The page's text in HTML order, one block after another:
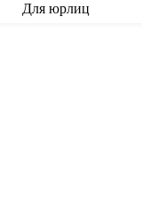
Для юрлиц